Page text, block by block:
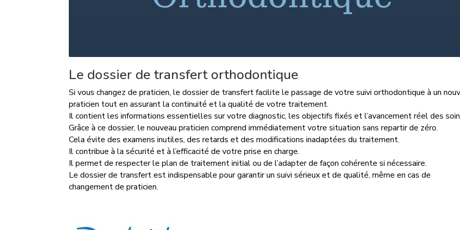
Le dossier de transfert orthodontique
Si vous changez de praticien, le dossier de transfert facilite le passage de votre suivi orthodontique à un
praticien tout en assurant la continuité et la qualité de votre traitement.
Il contient les informations essentielles sur votre diagnostic, les objectifs fixés et l’avancement réel des
Grâce à ce dossier, le nouveau praticien comprend immédiatement votre situation sans repartir de zéro.
Cela évite des examens inutiles, des retards et des modifications inadaptées du traitement.
Il contribue à la sécurité et à l’efficacité de votre prise en charge.
Il permet de respecter le plan de traitement initial ou de l’adapter de façon cohérente si nécessaire.
Le dossier de transfert est indispensable pour garantir un suivi sérieux et de qualité, même en cas de
changement de praticien.